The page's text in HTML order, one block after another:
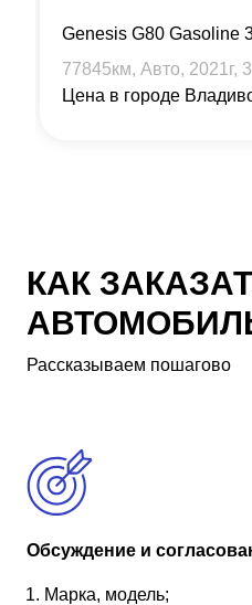
Genesis G80 Gasoline
77845км, Авто, 2021 г,
Цена в городе
КАК
Рассказываем пошагово
Обсуждение и
Марка, модель;